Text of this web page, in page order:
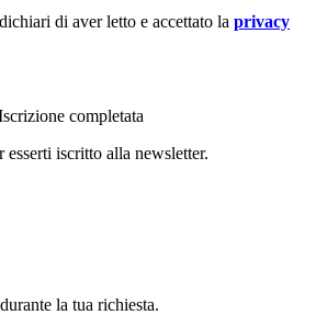
di aver letto e accettato la privacy
completata
esserti iscritto alla newsletter.
la tua richiesta.